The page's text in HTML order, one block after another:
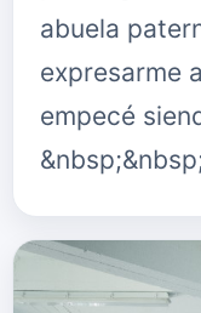
abuela
expresarme
empecé